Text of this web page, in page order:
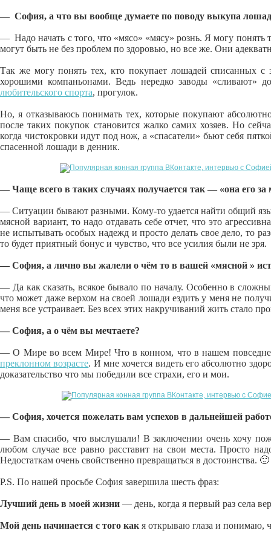
— София, а что вы вообще думаете по поводу выкупа
— Надо начать с того, что «мясо» «мясу» рознь. Я могу
могут быть не без проблем по здоровью, но все же. Они
Так же могу понять тех, кто покупает лошадей списанных с
хорошими компаньонами. Ведь нередко заводы «сливают»
любительского спорта, прогулок.
Но, я отказываюсь понимать тех, которые покупают
после таких покупок становится жалко самих хозяев. Но
когда чистокровки идут под нож, а «спасатели» бьют себя
спасенной лошади в денник.
— Чаще всего в таких случаях получается так — «она его за
— Ситуации бывают разными. Кому-то удается найти общий
мясной вариант, то надо отдавать себе отчет, что это
не испытывать особых надежд и просто делать свое дело, то
то будет приятный бонус и чувство, что все усилия были не зря.
— София, а лично вы жалели о чём то в вашей «мясной »
— Да как сказать, всякое бывало по началу. Особенно в
что может даже верхом на своей лошади ездить у меня не
меня все устраивает. Без всех этих накручиваний жить стало
— София, а о чём вы мечтаете?
— О Мире во всем Мире! Что в конном, что в нашем
преклонном возрасте. И мне хочется видеть его абсолютно
доказательство что мы победили все страхи, его и мои.
— София, хочется пожелать вам успехов в дальнейшей
— Вам спасибо, что выслушали! В заключении очень хочу
любом случае все равно расставит на свои места. Просто
Недостаткам очень свойственно превращаться в достоинства. 🙂
P.S. По нашей просьбе София завершила шесть фраз:
Лучший день в моей жизни — день, когда я первый раз села
Мой день начинается с того как я открываю глаза и понимаю,